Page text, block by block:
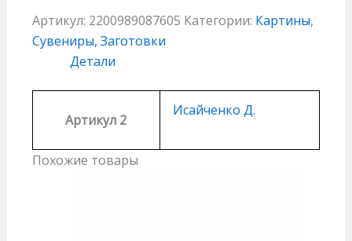
Артикул: 2200989087605 Категории: Картины,
Сувениры, Заготовки
Детали
Артикул 2
Исайченко Д.
Похожие товары